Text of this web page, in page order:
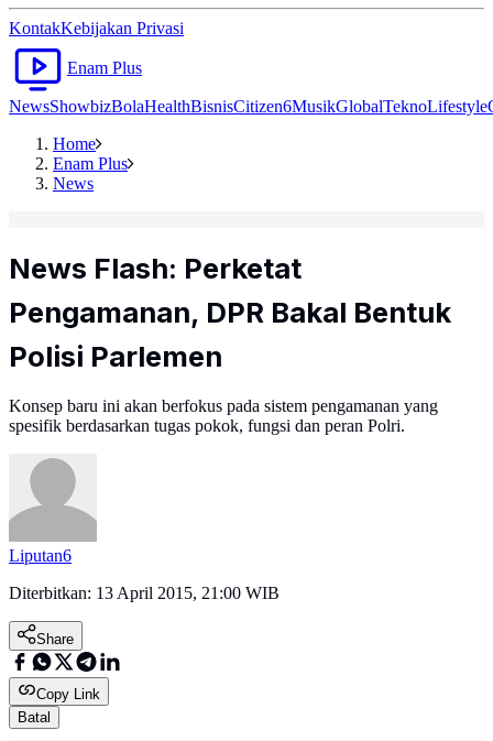
KontakKebijakan Privasi
Enam Plus
NewsShowbizBolaHealthBisnisCitizen6MusikGlobalTeknoLifestyle
Home
Enam Plus
News
News Flash: Perketat
Pengamanan, DPR Bakal Bentuk
Polisi Parlemen
Konsep baru ini akan berfokus pada sistem pengamanan yang
spesifik berdasarkan tugas pokok, fungsi dan peran Polri.
Liputan6
Diterbitkan: 13 April 2015, 21:00 WIB
Share
Copy Link
Batal